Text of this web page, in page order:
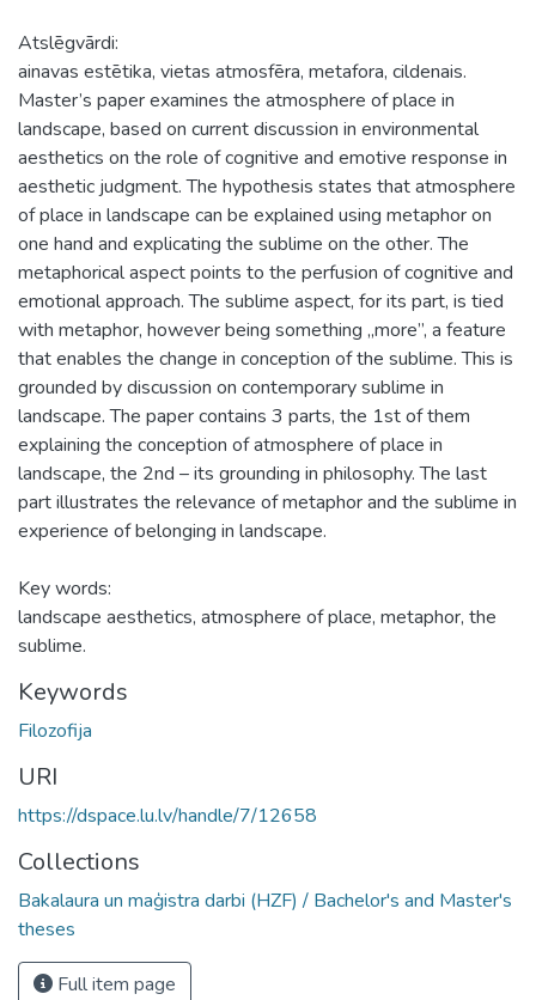
Atslēgvārdi:
ainavas estētika, vietas atmosfēra, metafora, cildenais.
Master’s paper examines the atmosphere of place in
landscape, based on current discussion in environmental
aesthetics on the role of cognitive and emotive response in
aesthetic judgment. The hypothesis states that atmosphere
of place in landscape can be explained using metaphor on
one hand and explicating the sublime on the other. The
metaphorical aspect points to the perfusion of cognitive and
emotional approach. The sublime aspect, for its part, is tied
with metaphor, however being something „more”, a feature
that enables the change in conception of the sublime. This is
grounded by discussion on contemporary sublime in
landscape. The paper contains 3 parts, the 1st of them
explaining the conception of atmosphere of place in
landscape, the 2nd – its grounding in philosophy. The last
part illustrates the relevance of metaphor and the sublime in
experience of belonging in landscape.
Key words:
landscape aesthetics, atmosphere of place, metaphor, the
sublime.
Keywords
Filozofija
URI
https://dspace.lu.lv/handle/7/12658
Collections
Bakalaura un maģistra darbi (HZF) / Bachelor's and Master's
theses
Full item page